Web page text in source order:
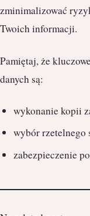
zminimalizować
Twoich informacji.
Pamiętaj, że
danych są:
wykonanie kopii
wybór rzetelnego
zabezpieczenie